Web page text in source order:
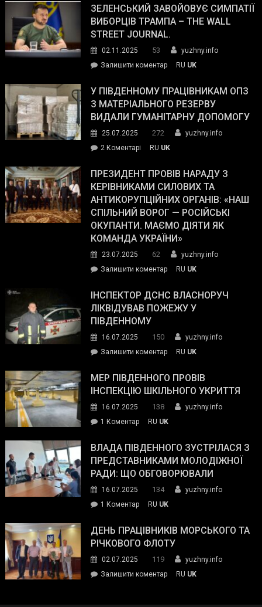
ЗЕЛЕНСЬКИЙ ЗАВОЙОВУЄ СИМПАТІЇ
ВИБОРЦІВ ТРАМПА – THE WALL
STREET JOURNAL.
02.11.2025 53
yuzhny.info
Залишити коментарon
завойовує
симпатії
виборців
The
Street
Journal.
RU UK
У ПІВДЕННОМУ ПРАЦІВНИКАМ ОПЗ
З МАТЕРІАЛЬНОГО РЕЗЕРВУ
ВИДАЛИ ГУМАНІТАРНУ ДОПОМОГУ
25.07.2025 272
yuzhny.info
2 Коментарі
Південному
працівникам
ОПЗ
з
матеріального
резерву
гуманітарну
допомогу
RU UK
ПРЕЗИДЕНТ ПРОВІВ НАРАДУ З
КЕРІВНИКАМИ СИЛОВИХ ТА
АНТИКОРУПЦІЙНИХ ОРГАНІВ: «НАШ
СПІЛЬНИЙ ВОРОГ — РОСІЙСЬКІ
ОКУПАНТИ. МАЄМО ДІЯТИ ЯК
КОМАНДА УКРАЇНИ»
23.07.2025 62
yuzhny.info
Залишити коментарon
провів
нараду
силових
та
органів:
«Наш
спільний
окупанти.
Маємо
діяти
команда
RU UK
ІНСПЕКТОР ДСНС ВЛАСНОРУЧ
ЛІКВІДУВАВ ПОЖЕЖУ У
ПІВДЕННОМУ
16.07.2025 150
yuzhny.info
Залишити коментарon
ДСНС
власноруч
пожежу
у
RU UK
МЕР ПІВДЕННОГО ПРОВІВ
ІНСПЕКЦІЮ ШКІЛЬНОГО УКРИТТЯ
16.07.2025 138
yuzhny.info
1 Коментардо
Південного
провів
інспекцію
укриття
RU UK
ВЛАДА ПІВДЕННОГО ЗУСТРІЛАСЯ З
ПРЕДСТАВНИКАМИ МОЛОДІЖНОЇ
РАДИ: ЩО ОБГОВОРЮВАЛИ
16.07.2025 134
yuzhny.info
1 Коментардо
Південного
зустрілася
представниками
молодіжної
RU UK
ДЕНЬ ПРАЦІВНИКІВ МОРСЬКОГО ТА
РІЧКОВОГО ФЛОТУ
02.07.2025 119
yuzhny.info
Залишити коментарon
RU UK